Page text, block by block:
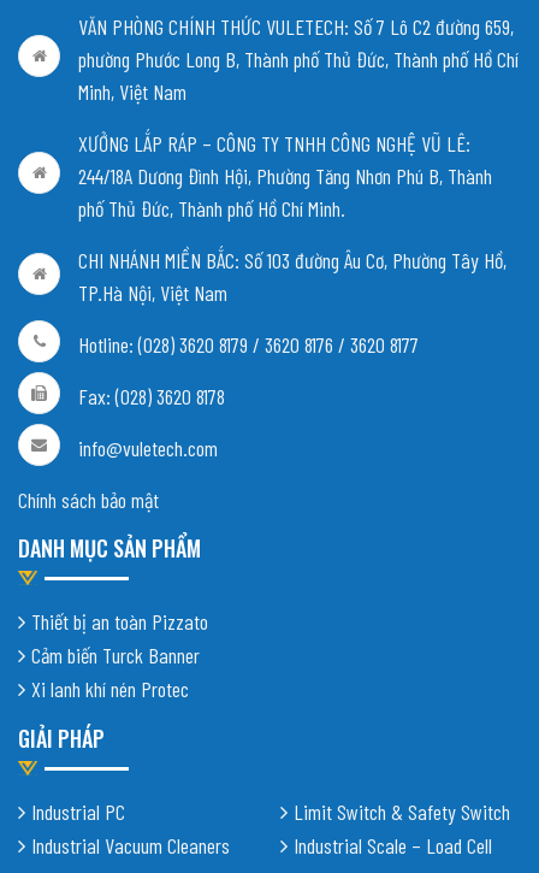
VĂN PHÒNG CHÍNH THỨC VULETECH: Số 7 Lô C2 đường 659,
phường Phước Long B, Thành phố Thủ Đức, Thành phố Hồ Chí
Minh, Việt Nam
XƯỞNG LẮP RÁP – CÔNG TY TNHH CÔNG NGHỆ VŨ LÊ:
244/18A Dương Đình Hội, Phường Tăng Nhơn Phú B, Thành
phố Thủ Đức, Thành phố Hồ Chí Minh.
CHI NHÁNH MIỀN BẮC: Số 103 đường Âu Cơ, Phường Tây Hồ,
TP.Hà Nội, Việt Nam
Hotline: (028) 3620 8179 / 3620 8176 / 3620 8177
Fax: (028) 3620 8178
info@vuletech.com
Chính sách bảo mật
DANH MỤC SẢN PHẨM
Thiết bị an toàn Pizzato
Cảm biến Turck Banner
Xi lanh khí nén Protec
GIẢI PHÁP
Industrial PC
Industrial Vacuum Cleaners
Limit Switch & Safety Switch
Industrial Scale – Load Cell